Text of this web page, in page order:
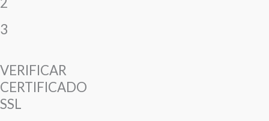
3
VERIFICAR
CERTIFICADO
SSL